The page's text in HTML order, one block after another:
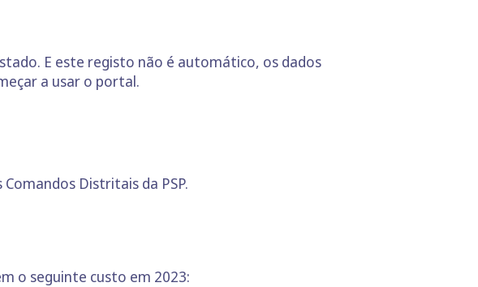
E este registo não é automático, os dados
a usar o portal.
Distritais da PSP.
o seguinte custo em 2023: